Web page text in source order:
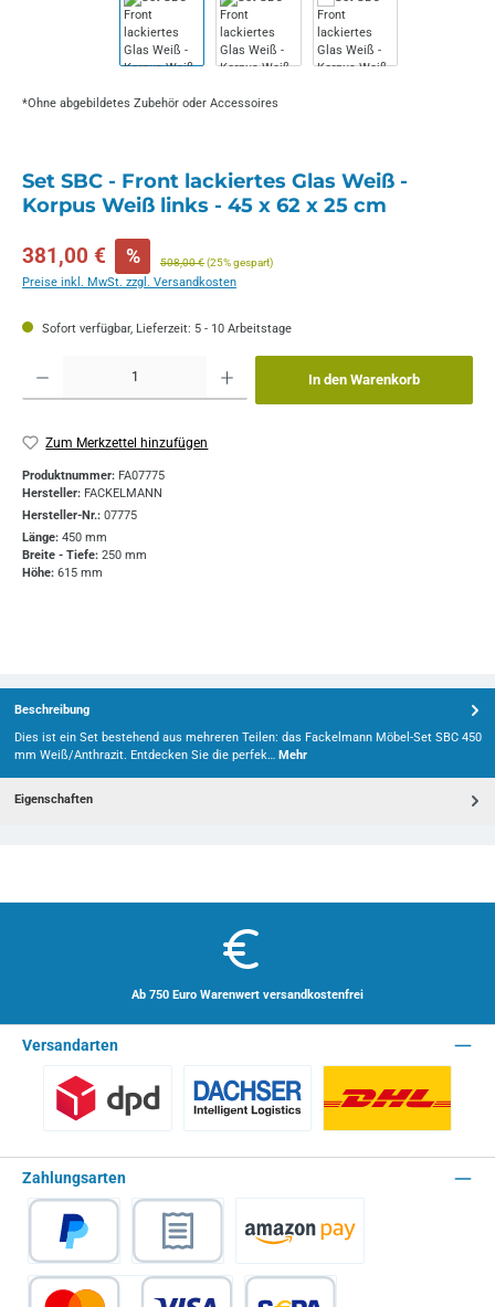
*Ohne abgebildetes Zubehör oder Accessoires
Set SBC - Front lackiertes Glas Weiß -
Korpus Weiß links - 45 x 62 x 25 cm
Verkaufspreis:
381,00 € % Regulärer Preis:
508,00 €(25% gespart)
Preise inkl. MwSt. zzgl. Versandkosten
Sofort verfügbar, Lieferzeit: 5 - 10 Arbeitstage
Produkt Anzahl: Gib den gewünschten Wert ein oder benutze die Schaltflächen um
In den Warenkorb
Zum Merkzettel hinzufügen
Produktnummer: FA07775
Hersteller: FACKELMANN
Hersteller-Nr.: 07775
Länge: 450 mm
Breite - Tiefe: 250 mm
Höhe: 615 mm
Beschreibung
Dies ist ein Set bestehend aus mehreren Teilen: das Fackelmann Möbel-Set SBC 450
mm Weiß/Anthrazit. Entdecken Sie die perfek… Mehr
Eigenschaften
Ab 750 Euro Warenwert versandkostenfrei
Versandarten
Zahlungsarten
PayPal Rechnungskauf Amazon Pay